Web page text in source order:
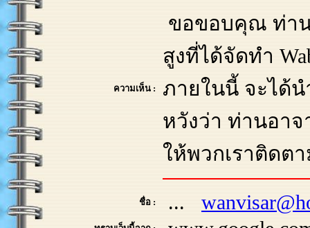
ความเห็น :
ขอขอบคุณ ท่าน
สูงที่ได้จัดทำ
ภายในนี้ จะได้
หวังว่า ท่านอา
ให้พวกเราติดต
ชื่อ : ...